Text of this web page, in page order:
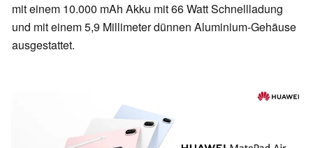
mit einem 10.000 mAh Akku mit 66 Watt Schnellladung
und mit einem 5,9 Millimeter dünnen Aluminium-Gehäuse
ausgestattet.